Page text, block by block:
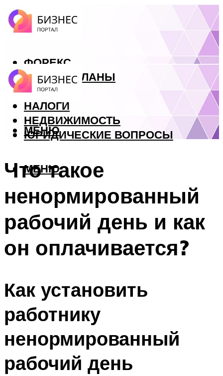
ФОРЕКС
БИЗНЕС ПЛАНЫ
КРЕДИТЫ
НАЛОГИ
НЕДВИЖИМОСТЬ
ЮРИДИЧЕСКИЕ ВОПРОСЫ
МЕНЮ
МЕНЮ
Что такое
ненормированный
рабочий день и как
он оплачивается?
Как установить
работнику
ненормированный
рабочий день